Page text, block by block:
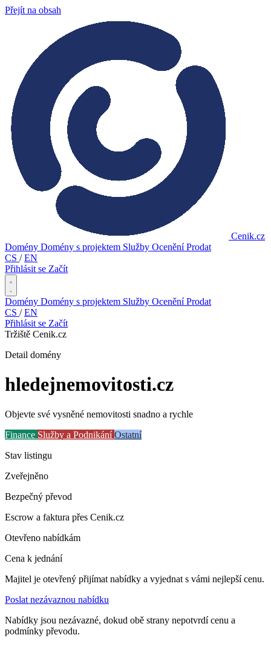
Přejít na obsah
Cenik.cz
Domény Domény s projektem Služby OceněníProdat
CS / EN
Přihlásit se Začít
Domény Domény s projektem Služby OceněníProdat
CS / EN
Přihlásit se Začít
Tržiště Cenik.cz
Detail domény
hledejnemovitosti.cz
Objevte své vysněné nemovitosti snadno a rychle
Finance Služby a PodnikáníOstatní
Stav listingu
Zveřejněno
Bezpečný převod
Escrow a faktura přes Cenik.cz
Otevřeno nabídkám
Cena k jednání
Majitel je otevřený přijímat nabídky a vyjednat s vámi nejlepší cenu.
Poslat nezávaznou nabídku
Nabídky jsou nezávazné, dokud obě strany nepotvrdí cenu a
podmínky převodu.